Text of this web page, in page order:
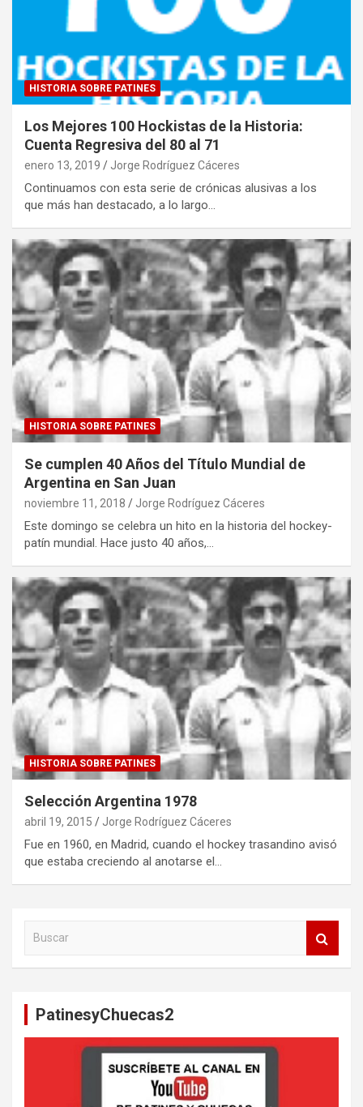
HISTORIA SOBRE PATINES
Los Mejores 100 Hockistas de la Historia:
Cuenta Regresiva del 80 al 71
enero 13, 2019 Jorge Rodríguez Cáceres
Continuamos con esta serie de crónicas alusivas a los
que más han destacado, a lo largo…
HISTORIA SOBRE PATINES
Se cumplen 40 Años del Título Mundial de
Argentina en San Juan
noviembre 11, 2018 Jorge Rodríguez Cáceres
Este domingo se celebra un hito en la historia del hockey-
patín mundial. Hace justo 40 años,…
HISTORIA SOBRE PATINES
Selección Argentina 1978
abril 19, 2015 Jorge Rodríguez Cáceres
Fue en 1960, en Madrid, cuando el hockey trasandino avisó
que estaba creciendo al anotarse el…
PatinesyChuecas2